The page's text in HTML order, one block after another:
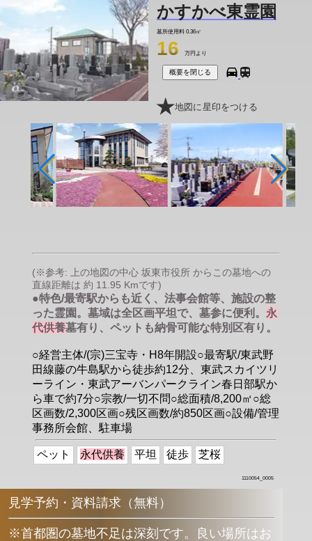
かすかべ東霊園
墓所使用料 0.36㎡
16 万円より
概要を閉じる
地図に星印をつける
(※参考: 上の地図の中心 坂東市役所 からこの墓地への
直線距離は 約 11.95 Kmです)
●特色/最寄駅からも近く、法事会館等、施設の整
った霊園。墓域は全区画平坦で、墓参に便利。 永
代供養墓有り、ペットも納骨可能な特別区有り。
○経営主体/(宗)三宝寺・H8年開設○最寄駅/東武野
田線藤の牛島駅から徒歩約12分、東武スカイツリ
ーライン・東武アーバンパークライン春日部駅か
ら車で約7分○宗教/一切不問○総面積/8,200㎡○総
区画数/2,300区画○残区画数/約850区画○設備/管理
事務所会館、駐車場
ペット 永代供養 平坦 徒歩 芝桜
1110054_0005
見学予約・資料請求（無料）
※首都圏の墓地不足は深刻です。良い場所はお